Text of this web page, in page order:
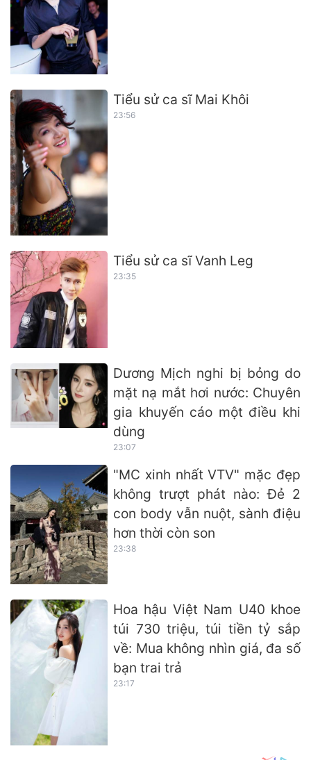
Tiểu sử ca sĩ Mai Khôi
23:56
Tiểu sử ca sĩ Vanh Leg
23:35
Dương Mịch nghi bị bỏng do
mặt nạ mắt hơi nước: Chuyên
gia khuyến cáo một điều khi
dùng
23:07
"MC xinh nhất VTV" mặc đẹp
không trượt phát nào: Đẻ 2
con body vẫn nuột, sành điệu
hơn thời còn son
23:38
Hoa hậu Việt Nam U40 khoe
túi 730 triệu, túi tiền tỷ sắp
về: Mua không nhìn giá, đa số
bạn trai trả
23:17